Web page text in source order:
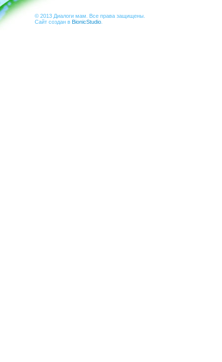
© 2013 Диалоги мам. Все права защищены.
Сайт создан в BionicStudio